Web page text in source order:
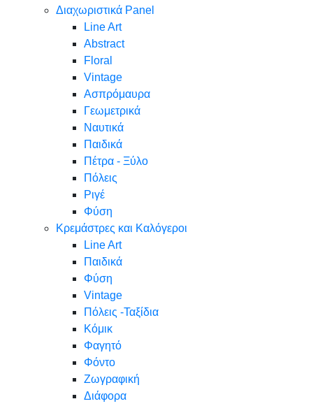
Διαχωριστικά Panel
Line Art
Abstract
Floral
Vintage
Ασπρόμαυρα
Γεωμετρικά
Ναυτικά
Παιδικά
Πέτρα - Ξύλο
Πόλεις
Ριγέ
Φύση
Κρεμάστρες και Καλόγεροι
Line Art
Παιδικά
Φύση
Vintage
Πόλεις -Ταξίδια
Κόμικ
Φαγητό
Φόντο
Ζωγραφική
Διάφορα